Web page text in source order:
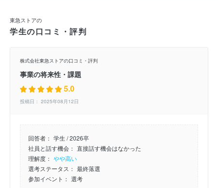
東急ストアの
学生の口コミ・評判
株式会社東急ストアの口コミ・評判
事業の将来性・課題
5.0
投稿日： 2025年08月12日
回答者： 学生 / 2026卒
社員と話す機会： 直接話す機会はなかった
理解度： やや高い
選考ステータス： 最終落選
参加イベント： 選考